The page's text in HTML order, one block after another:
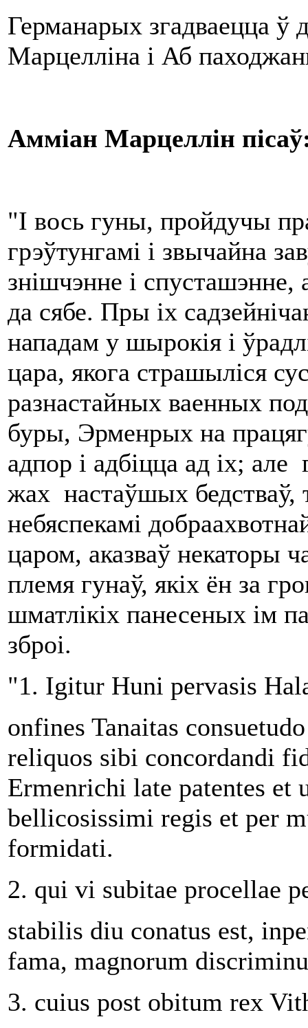
Германарых згадваецца
Марцелліна і Аб
Амміан Марцеллін
"І вось гуны, пройдучы
грэўтунгамі і звычайна
знішчэнне і спусташэнне,
да сябе. Пры іх
нападам у шырокія і
цара, якога страшыліся
разнастайных ваенных
буры, Эрменрых на
адпор і адбіцца ад іх;
жах настаўшых бедстваў,
небяспекамі
царом, аказваў некаторы
племя гунаў, якіх ён за
шматлікіх панесеных ім
зброі.
"1. Igitur Huni pervasis
onfines Tanaitas
reliquos sibi concordandi
Ermenrichi late patentes et
bellicosissimi regis et per
formidati.
2. qui vi subitae procellae
stabilis diu conatus est,
fama, magnorum
3. cuius post obitum rex